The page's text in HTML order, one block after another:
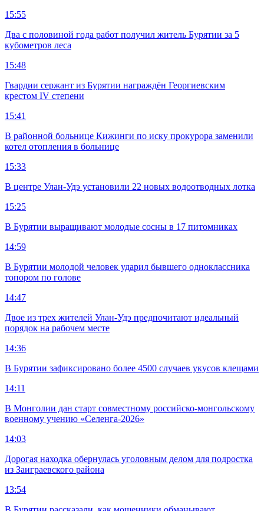
15:55
Два с половиной года работ получил житель Бурятии за 5
кубометров леса
15:48
Гвардии сержант из Бурятии награждён Георгиевским
крестом IV степени
15:41
В районной больнице Кижинги по иску прокурора заменили
котел отопления в больнице
15:33
В центре Улан-Удэ установили 22 новых водоотводных лотка
15:25
В Бурятии выращивают молодые сосны в 17 питомниках
14:59
В Бурятии молодой человек ударил бывшего одноклассника
топором по голове
14:47
Двое из трех жителей Улан-Удэ предпочитают идеальный
порядок на рабочем месте
14:36
В Бурятии зафиксировано более 4500 случаев укусов клещами
14:11
В Монголии дан старт совместному российско-монгольскому
военному учению «Селенга-2026»
14:03
Дорогая находка обернулась уголовным делом для подростка
из Заиграевского района
13:54